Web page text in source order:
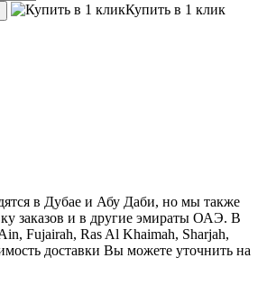
Купить в 1 клик
в Дубае и Абу Даби, но мы также
заказов и в другие эмираты ОАЭ. В
Fujairah, Ras Al Khaimah, Sharjah,
доставки Вы можете уточнить на